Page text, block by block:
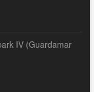
IV (Guardamar